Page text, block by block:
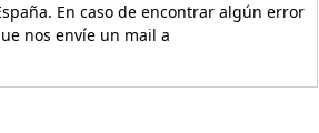
En caso de encontrar algún error
nos envíe un mail a